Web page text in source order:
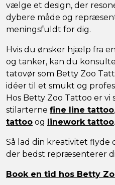
vælge et design, der
dybere måde og
meningsfuldt for dig.
Hvis du ønsker hjælp fra
og tanker, kan du
tatovør som Betty Zoo
idéer til et smukt og
Hos Betty Zoo Tattoo er vi
stilarterne fine line tattoo,
tattoo og linework tattoo.
Så lad din kreativitet
der bedst repræsenterer
Book en tid hos Betty